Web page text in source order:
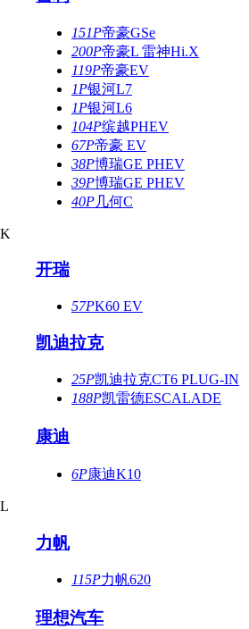
151P帝豪GSe
200P帝豪L 雷神Hi.X
119P帝豪EV
1P银河L7
1P银河L6
104P缤越PHEV
67P帝豪 EV
38P博瑞GE PHEV
39P博瑞GE PHEV
40P几何C
K
开瑞
57PK60 EV
凯迪拉克
25P凯迪拉克CT6 PLUG-IN
188P凯雷德ESCALADE
康迪
6P康迪K10
L
力帆
115P力帆620
理想汽车